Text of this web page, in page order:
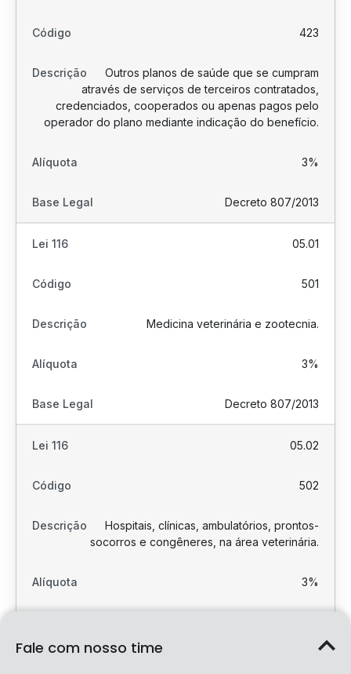
423
Outros planos de saúde que se cumpram
através de serviços de terceiros contratados,
credenciados, cooperados ou apenas pagos pelo
operador do plano mediante indicação do benefício.
3%
Decreto 807/2013
05.01
501
Medicina veterinária e zootecnia.
3%
Decreto 807/2013
05.02
502
Hospitais, clínicas, ambulatórios, prontos-
socorros e congêneres, na área veterinária.
3%
Fale com nosso time